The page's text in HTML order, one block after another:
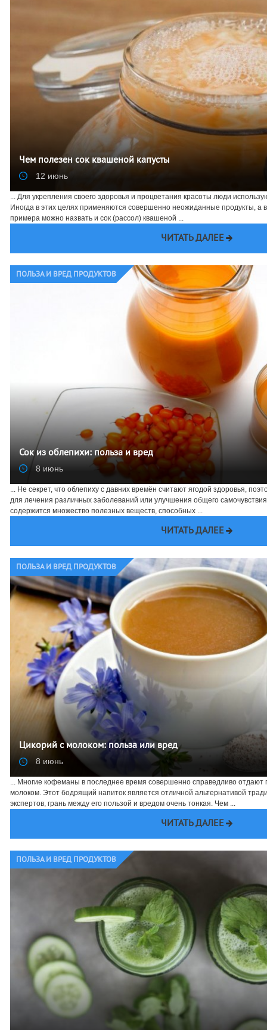
Чем полезен сок квашеной капусты
12 июнь
... Для укрепления своего здоровья и процветания красоты люди
Иногда в этих целях применяются совершенно неожиданные продукты, а в
примера можно назвать и сок (рассол) квашеной ...
ЧИТАТЬ ДАЛЕЕ
ПОЛЬЗА И ВРЕД ПРОДУКТОВ
Сок из облепихи: польза и вред
8 июнь
... Не секрет, что облепиху с давних времён считают ягодой здоровья,
для лечения различных заболеваний или улучшения общего
содержится множество полезных веществ, способных ...
ЧИТАТЬ ДАЛЕЕ
ПОЛЬЗА И ВРЕД ПРОДУКТОВ
Цикорий с молоком: польза или вред
8 июнь
... Многие кофеманы в последнее время совершенно справедливо отдают
молоком. Этот бодрящий напиток является отличной альтернативой
экспертов, грань между его пользой и вредом очень тонкая. Чем ...
ЧИТАТЬ ДАЛЕЕ
ПОЛЬЗА И ВРЕД ПРОДУКТОВ